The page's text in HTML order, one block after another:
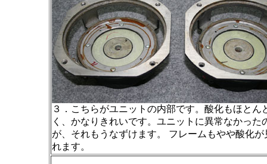
３．こちらがユニットの内部です。酸化もほとん
く、かなりきれいです。ユニットに異常なかった
が、それもうなずけます。 フレームもやや酸化が
れます。